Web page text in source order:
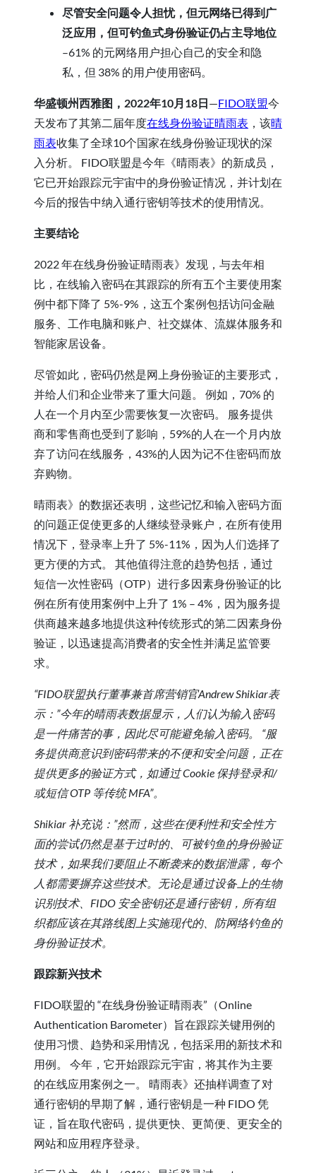
尽管安全问题令人担忧，但元网络已得到广
泛应用，但可钓鱼式身份验证仍占主导地位
–61% 的元网络用户担心自己的安全和隐
私，但 38% 的用户使用密码。
华盛顿州西雅图，2022年10月18日—FIDO联盟今
天发布了其第二届年度在线身份验证晴雨表 ，该晴
雨表收集了全球10个国家在线身份验证现状的深
入分析。 FIDO联盟是今年《晴雨表》的新成员，
它已开始跟踪元宇宙中的身份验证情况，并计划在
今后的报告中纳入通行密钥等技术的使用情况。
主要结论
2022 年在线身份验证晴雨表》发现，与去年相
比，在线输入密码在其跟踪的所有五个主要使用案
例中都下降了 5%-9%，这五个案例包括访问金融
服务、工作电脑和账户、社交媒体、流媒体服务和
智能家居设备。
尽管如此，密码仍然是网上身份验证的主要形式，
并给人们和企业带来了重大问题。 例如，70% 的
人在一个月内至少需要恢复一次密码。 服务提供
商和零售商也受到了影响，59%的人在一个月内放
弃了访问在线服务，43%的人因为记不住密码而放
弃购物。
晴雨表》的数据还表明，这些记忆和输入密码方面
的问题正促使更多的人继续登录账户，在所有使用
情况下，登录率上升了 5%-11%，因为人们选择了
更方便的方式。 其他值得注意的趋势包括，通过
短信一次性密码（OTP）进行多因素身份验证的比
例在所有使用案例中上升了 1% – 4%，因为服务提
供商越来越多地提供这种传统形式的第二因素身份
验证，以迅速提高消费者的安全性并满足监管要
求。
“FIDO联盟执行董事兼首席营销官Andrew Shikiar表
示：”今年的晴雨表数据显示，人们认为输入密码
是一件痛苦的事，因此尽可能避免输入密码。 “服
务提供商意识到密码带来的不便和安全问题，正在
提供更多的验证方式，如通过 Cookie 保持登录和/
或短信 OTP 等传统 MFA”。
Shikiar 补充说：”然而，这些在便利性和安全性方
面的尝试仍然是基于过时的、可被钓鱼的身份验证
技术，如果我们要阻止不断袭来的数据泄露，每个
人都需要摒弃这些技术。无论是通过设备上的生物
识别技术、FIDO 安全密钥还是通行密钥，所有组
织都应该在其路线图上实施现代的、防网络钓鱼的
身份验证技术。
跟踪新兴技术
FIDO联盟的 “在线身份验证晴雨表”（Online
Authentication Barometer）旨在跟踪关键用例的
使用习惯、趋势和采用情况，包括采用的新技术和
用例。 今年，它开始跟踪元宇宙，将其作为主要
的在线应用案例之一。 晴雨表》还抽样调查了对
通行密钥的早期了解，通行密钥是一种 FIDO 凭
证，旨在取代密码，提供更快、更简便、更安全的
网站和应用程序登录。